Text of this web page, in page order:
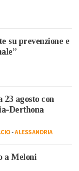
su prevenzione e
agosto con
Derthona
-ALESSANDRIA
a Meloni